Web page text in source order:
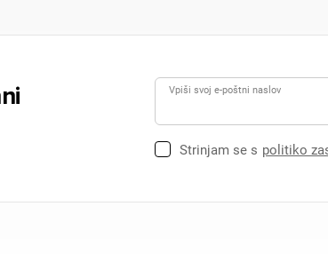
Vpiši svoj e-poštni naslov
Strinjam se s politiko